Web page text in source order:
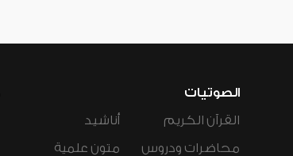
الصوتيات
القرآن الكريم
محاضرات ودروس
أناشيد
متون علمية